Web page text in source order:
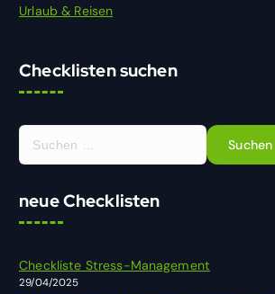
Urlaub & Reisen
Checklisten suchen
S
a
neue Checklisten
Checkliste Stress-Management
29/04/2025